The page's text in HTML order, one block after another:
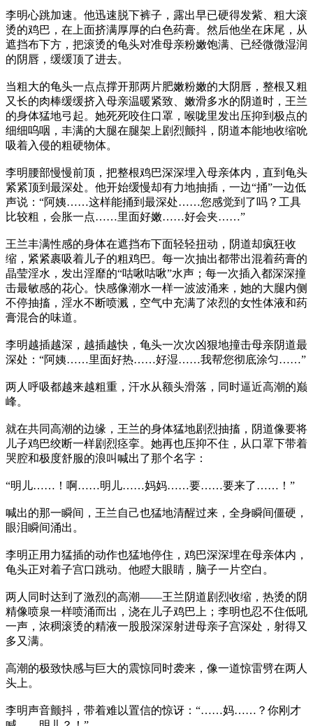
李明心跳加速。他迅速脱下裤子，露出早已硬得发紫、粗大滚
烫的鸡巴，在上面挤满厚厚的白色药膏。然后他坐在床尾，从
遮挡布下方，把滚烫的龟头对准母亲粉嫩饱满、已经微微湿润
的阴唇，缓缓顶了进去。
当粗大的龟头一点点撑开那两片肥嫩粉嫩的大阴唇，整根又粗
又长的肉棒缓缓挤入母亲温暖紧致、嫩滑多水的阴道时，王兰
的身体猛地弓起。她死死咬住口罩，喉咙里发出压抑到极点的
细细呜咽，丰满的大腿在腿架上剧烈颤抖，阴道本能地收缩吮
吸着入侵的粗硬物体。
李明腰部慢慢前顶，把整根鸡巴深深埋入母亲体内，直到龟头
紧紧顶到最深处。他开始缓慢却有力地抽插，一边“捅”一边低
声说：“阿姨……这样能捅到最深处……您感觉到了吗？工具
比较粗，会胀一点……里面好嫩……好会夹……”
王兰丰满性感的身体在遮挡布下面轻轻扭动，阴道却疯狂收
缩，紧紧裹吸着儿子的粗鸡巴。每一次抽出都带出混着药膏的
晶莹淫水，发出淫靡的“咕啾咕啾”水声；每一次插入都深深撞
击最敏感的花心。快感像潮水一样一波波涌来，她的大腿内侧
不停抽搐，淫水不断喷溅，空气中充满了浓烈的女性体液和药
膏混合的味道。
李明越插越深，越插越快，龟头一次次凶狠地撞击母亲阴道最
深处：“阿姨……里面好热……好湿……我帮您彻底涂匀……”
两人呼吸都越来越粗重，汗水从额头滑落，同时逼近高潮的巅
峰。
就在共同高潮的边缘，王兰的身体猛地剧烈抽搐，阴道像要将
儿子鸡巴绞断一样剧烈痉挛。她再也压抑不住，从口罩下带着
哭腔和极度舒服的浪叫喊出了那个名字：
“明儿……！啊……明儿……妈妈……要……要来了……！”
喊出的那一瞬间，王兰自己也猛地清醒过来，全身瞬间僵硬，
眼泪瞬间涌出。
李明正用力猛插的动作也猛地停住，鸡巴深深埋在母亲体内，
龟头正对着子宫口跳动。他瞪大眼睛，脑子一片空白。
两人同时达到了激烈的高潮——王兰阴道剧烈收缩，热烫的阴
精像喷泉一样喷涌而出，浇在儿子鸡巴上；李明也忍不住低吼
一声，浓稠滚烫的精液一股股深深射进母亲子宫深处，射得又
多又满。
高潮的极致快感与巨大的震惊同时袭来，像一道惊雷劈在两人
头上。
李明声音颤抖，带着难以置信的惊讶：“……妈……？你刚才